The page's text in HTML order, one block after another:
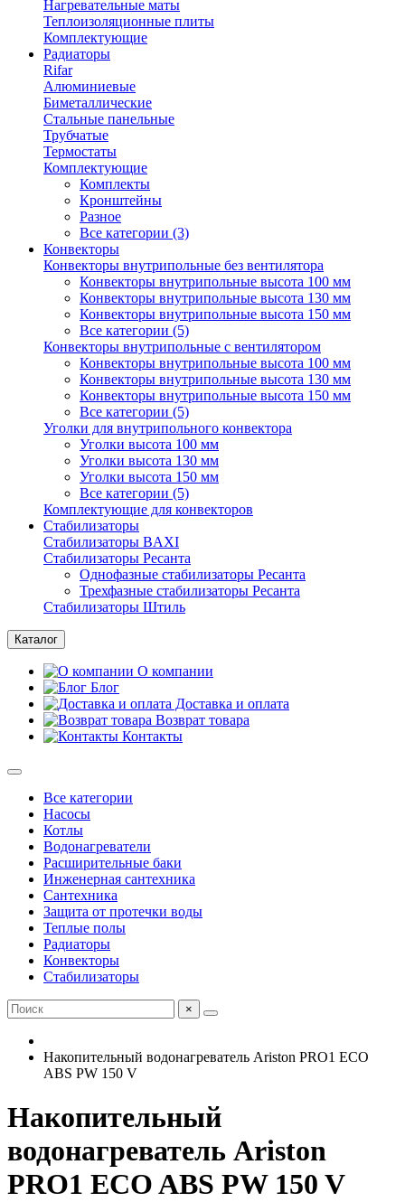
Нагревательные маты
Теплоизоляционные плиты
Комплектующие
Радиаторы
Rifar
Алюминиевые
Биметаллические
Стальные панельные
Трубчатые
Термостаты
Комплектующие
Комплекты
Кронштейны
Разное
Все категории (3)
Конвекторы
Конвекторы внутрипольные без вентилятора
Конвекторы внутрипольные высота 100 мм
Конвекторы внутрипольные высота 130 мм
Конвекторы внутрипольные высота 150 мм
Все категории (5)
Конвекторы внутрипольные с вентилятором
Конвекторы внутрипольные высота 100 мм
Конвекторы внутрипольные высота 130 мм
Конвекторы внутрипольные высота 150 мм
Все категории (5)
Уголки для внутрипольного конвектора
Уголки высота 100 мм
Уголки высота 130 мм
Уголки высота 150 мм
Все категории (5)
Комплектующие для конвекторов
Стабилизаторы
Стабилизаторы BAXI
Стабилизаторы Ресанта
Однофазные стабилизаторы Ресанта
Трехфазные стабилизаторы Ресанта
Стабилизаторы Штиль
Каталог
О компании
Блог
Доставка и оплата
Возврат товара
Контакты
Все категории
Насосы
Котлы
Водонагреватели
Расширительные баки
Инженерная сантехника
Сантехника
Защита от протечки воды
Теплые полы
Радиаторы
Конвекторы
Стабилизаторы
×
Накопительный водонагреватель Ariston PRO1 ECO
ABS PW 150 V
Накопительный
водонагреватель Ariston
PRO1 ECO ABS PW 150 V